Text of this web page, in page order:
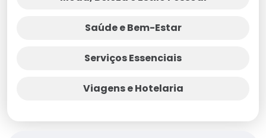
Saúde e Bem-Estar
Serviços Essenciais
Viagens e Hotelaria